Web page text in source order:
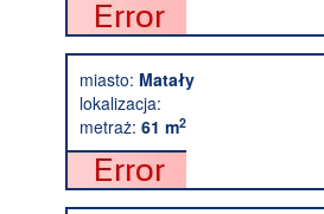
miasto: Matały
lokalizacja:
metraż: 61 m2